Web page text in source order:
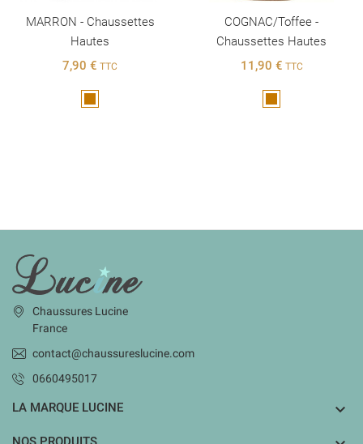
MARRON - Chaussettes
Hautes
7,90 € TTC
COGNAC/Toffee -
Chaussettes Hautes
11,90 € TTC
INFORMATIONS
Chaussures Lucine
France
contact@chaussureslucine.com
0660495017
LA MARQUE LUCINE 